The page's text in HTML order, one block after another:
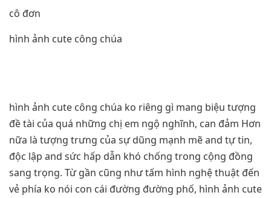
cô đơn
hình ảnh cute công chúa
hình ảnh cute công chúa ko riêng gì mang biệu tượng
đề tài của quá những chị em ngộ nghĩnh, can đảm Hơn
nữa là tượng trưng của sự dũng mạnh mẽ and tự tin,
độc lập and sức hấp dẫn khó chống trong cộng đồng
sang trọng. Từ gần cũng như tấm hình nghệ thuật đến
vẻ phía ko nói con cái đường đường phố, hình ảnh cute